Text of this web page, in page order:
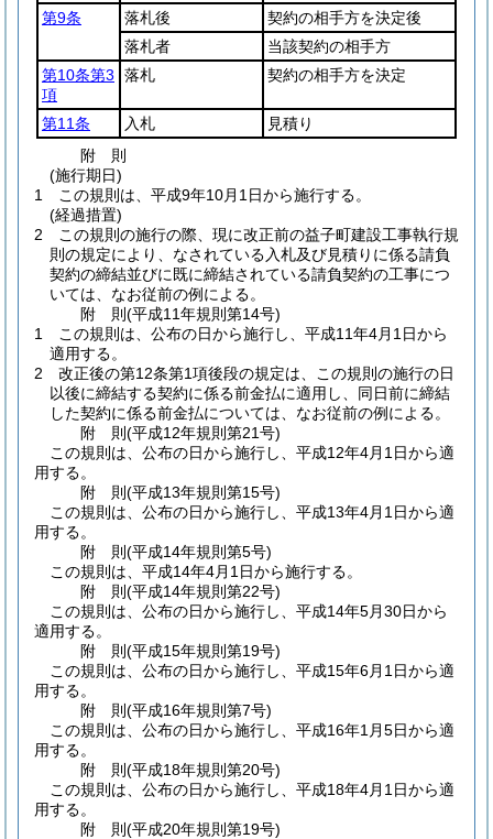
第9条
落札後
契約の相手方を決定後
落札者
当該契約の相手方
第10条第3
項
落札 契約の相手方を決定
第11条 入札
見積り
附 則
(施行期日)
1
この規則は、平成9年10月1日から施行する。
(経過措置)
2
この規則の施行の際、現に改正前の益子町建設工事執行規
則の規定により、なされている入札及び見積りに係る請負
契約の締結並びに既に締結されている請負契約の工事につ
いては、なお従前の例による。
附 則(平成11年規則第14号)
1
この規則は、公布の日から施行し、平成11年4月1日から
適用する。
2
改正後の第12条第1項後段の規定は、この規則の施行の日
以後に締結する契約に係る前金払に適用し、同日前に締結
した契約に係る前金払については、なお従前の例による。
附 則(平成12年規則第21号)
この規則は、公布の日から施行し、平成12年4月1日から適
用する。
附 則(平成13年規則第15号)
この規則は、公布の日から施行し、平成13年4月1日から適
用する。
附 則(平成14年規則第5号)
この規則は、平成14年4月1日から施行する。
附 則(平成14年規則第22号)
この規則は、公布の日から施行し、平成14年5月30日から
適用する。
附 則(平成15年規則第19号)
この規則は、公布の日から施行し、平成15年6月1日から適
用する。
附 則(平成16年規則第7号)
この規則は、公布の日から施行し、平成16年1月5日から適
用する。
附 則(平成18年規則第20号)
この規則は、公布の日から施行し、平成18年4月1日から適
用する。
附 則(平成20年規則第19号)